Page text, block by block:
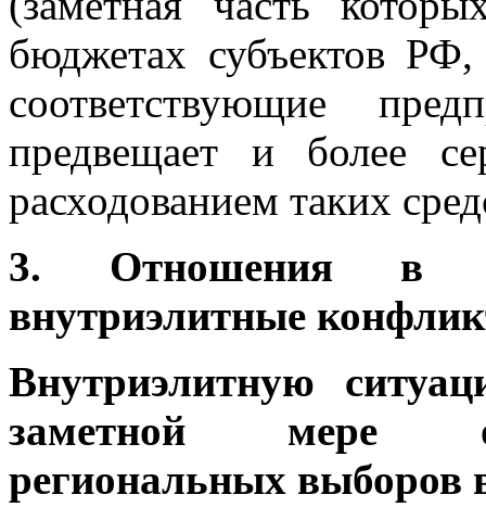
бюджетах субъектов
соответствующие
предвещает и более
расходованием таких
3. Отношения в
внутриэлитные
Внутриэлитную
заметной мере
региональных выборов